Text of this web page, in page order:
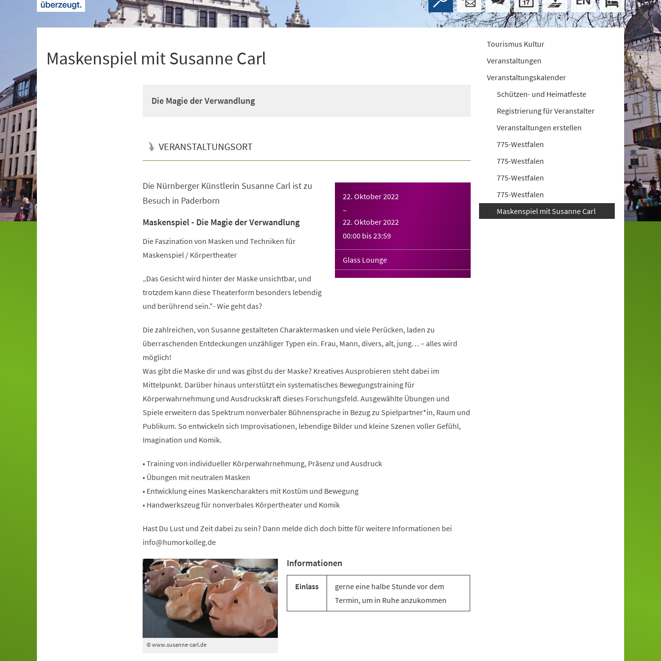
Maskenspiel mit Susanne Carl
Die Magie der Verwandlung
VERANSTALTUNGSORT
22. Oktober 2022
–
22. Oktober 2022
00:00 bis23:59
Glass Lounge
Die Nürnberger Künstlerin Susanne Carl ist zu
Besuch in Paderborn
Maskenspiel - Die Magie der Verwandlung
Die Faszination von Masken und Techniken für
Maskenspiel / Körpertheater
„Das Gesicht wird hinter der Maske unsichtbar, und
trotzdem kann diese Theaterform besonders lebendig
und berührend sein."- Wie geht das?
Die zahlreichen, von Susanne gestalteten Charaktermasken und viele Perücken, laden zu
überraschenden Entdeckungen unzähliger Typen ein. Frau, Mann, divers, alt, jung… – alles wird
möglich!
Was gibt die Maske dir und was gibst du der Maske? Kreatives Ausprobieren steht dabei im
Mittelpunkt. Darüber hinaus unterstützt ein systematisches Bewegungstraining für
Körperwahrnehmung und Ausdruckskraft dieses Forschungsfeld. Ausgewählte Übungen und
Spiele erweitern das Spektrum nonverbaler Bühnensprache in Bezug zu Spielpartner*in, Raum und
Publikum. So entwickeln sich Improvisationen, lebendige Bilder und kleine Szenen voller Gefühl,
Imagination und Komik.
• Training von individueller Körperwahrnehmung, Präsenz und Ausdruck
• Übungen mit neutralen Masken
• Entwicklung eines Maskencharakters mit Kostüm und Bewegung
• Handwerkszeug für nonverbales Körpertheater und Komik
Hast Du Lust und Zeit dabei zu sein? Dann melde dich doch bitte für weitere Informationen bei
info
humorkolleg de
© www.susanne-carl.de
Informationen
Einlass
gerne eine halbe Stunde vor dem
Termin, um in Ruhe anzukommen
Tourismus Kultur
Veranstaltungen
Veranstaltungskalender
Schützen- und Heimatfeste
Registrierung für Veranstalter
Veranstaltungen erstellen
775-Westfalen
775-Westfalen
775-Westfalen
775-Westfalen
Maskenspiel mit Susanne Carl